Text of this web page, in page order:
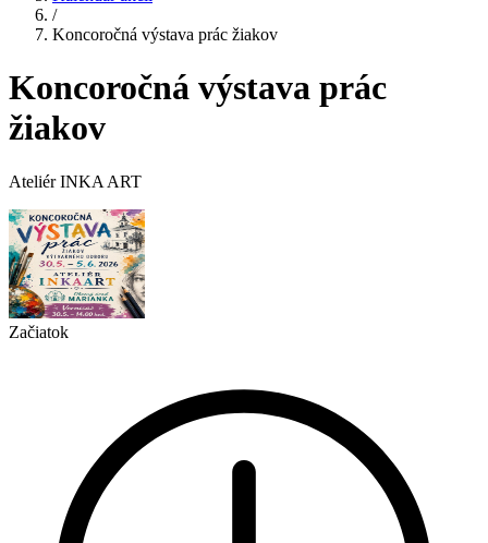
/
Koncoročná výstava prác žiakov
Koncoročná výstava prác
žiakov
​Ateliér INKA ART
Začiatok